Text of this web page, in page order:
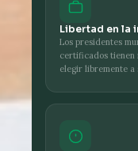
Libertad en la
Los presidentes
certificados tienen
elegir libremente a